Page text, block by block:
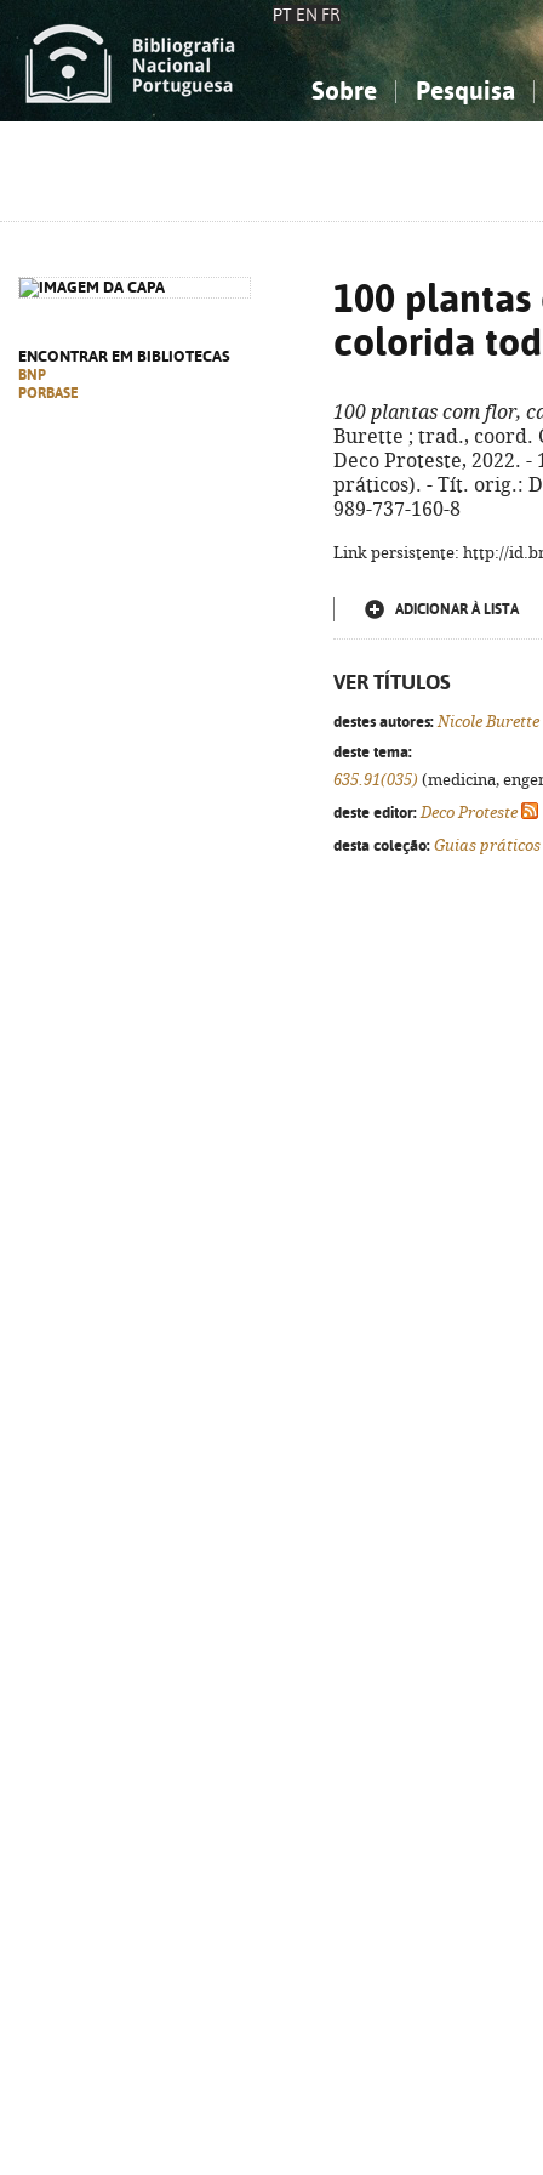
PT EN FR
Sobre Pesquisa
ENCONTRAR EM BIBLIOTECAS
BNP
PORBASE
100
colorida
100 plantas com flor,
Burette ; trad., coord.
Deco Proteste, 2022. -
práticos). - Tít. orig.:
989-737-160-8
Link persistente: http://
ADICIONAR À LISTA
VER TÍTULOS
destes autores: Nicole Burette
deste tema:
635.91(035) (medicina,
deste editor: Deco Proteste
desta coleção: Guias práticos